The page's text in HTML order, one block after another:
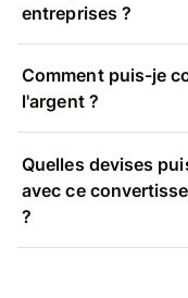
entreprises ?
Comment puis-je
l'argent ?
Quelles devises
avec ce
?